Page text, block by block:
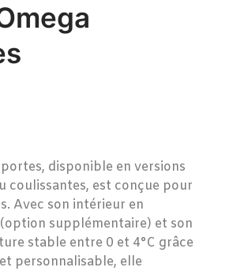
disponible en versions
coulissantes, est conçue pour
Avec son intérieur en
supplémentaire) et son
stable entre 0 et 4°C grâce
personnalisable, elle